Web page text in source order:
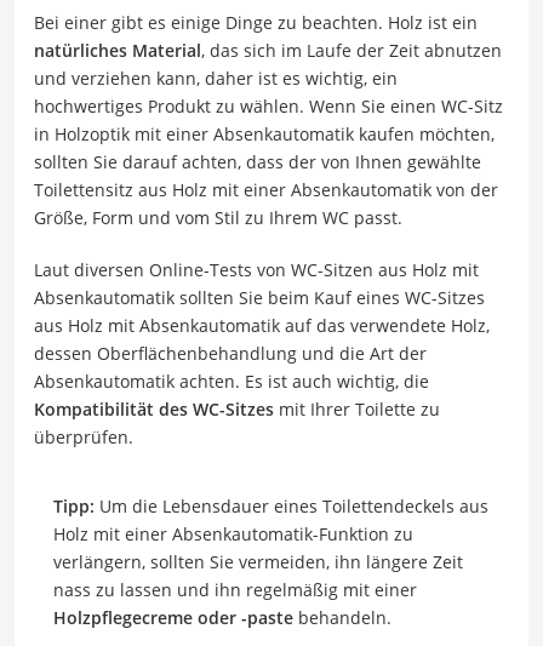
Bei einer gibt es einige Dinge zu beachten. Holz ist ein
natürliches Material, das sich im Laufe der Zeit abnutzen
und verziehen kann, daher ist es wichtig, ein
hochwertiges Produkt zu wählen. Wenn Sie einen WC-Sitz
in Holzoptik mit einer Absenkautomatik kaufen möchten,
sollten Sie darauf achten, dass der von Ihnen gewählte
Toilettensitz aus Holz mit einer Absenkautomatik von der
Größe, Form und vom Stil zu Ihrem WC passt.
Laut diversen Online-Tests von WC-Sitzen aus Holz mit
Absenkautomatik sollten Sie beim Kauf eines WC-Sitzes
aus Holz mit Absenkautomatik auf das verwendete Holz,
dessen Oberflächenbehandlung und die Art der
Absenkautomatik achten. Es ist auch wichtig, die
Kompatibilität des WC-Sitzes mit Ihrer Toilette zu
überprüfen.
Tipp: Um die Lebensdauer eines Toilettendeckels aus
Holz mit einer Absenkautomatik-Funktion zu
verlängern, sollten Sie vermeiden, ihn längere Zeit
nass zu lassen und ihn regelmäßig mit einer
Holzpflegecreme oder -paste behandeln.